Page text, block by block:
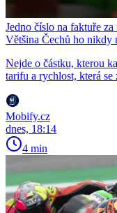
Jedno číslo na faktuře
Většina Čechů ho nikdy
Nejde o částku, kterou
tarifu a rychlost, která se
Mobify.cz
dnes, 18:14
4 min